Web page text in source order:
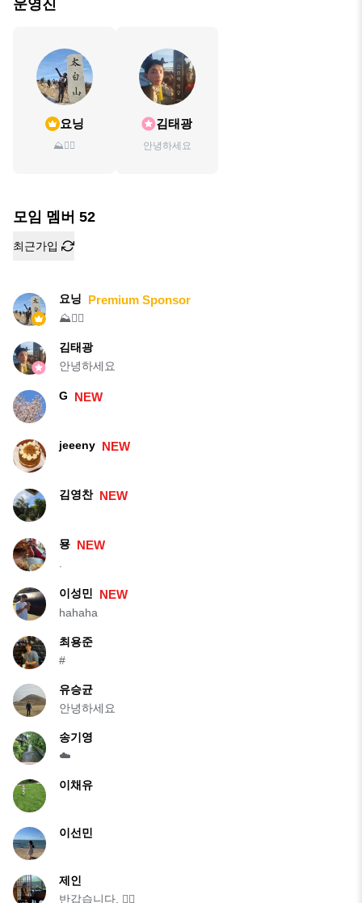
운영진
요닝
⛰️🏃‍♀️
김태광
안녕하세요
모임 멤버 52
최근가입
요닝 Premium Sponsor
⛰️🏃‍♀️
김태광
안녕하세요
G NEW
jeeeny NEW
김영찬 NEW
묭 NEW
이성민 NEW
hahaha
최용준
#
유승균
안녕하세요
송기영
☁️
이채유
이선민
제인
반갑습니다. 🙂‍↕️